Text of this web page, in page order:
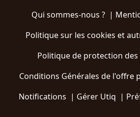
Qui sommes-nous ?|
Politique sur les cookies et
Politique de protection des
Conditions Générales de l'offre
Notifications | Gérer Utiq |